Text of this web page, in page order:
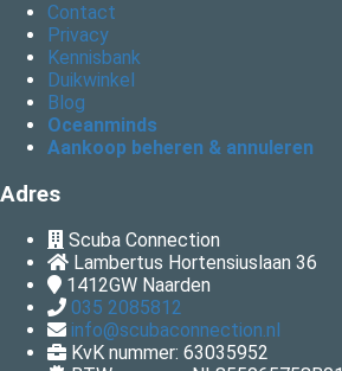
Contact
Privacy
Kennisbank
Duikwinkel
Blog
Oceanminds
Aankoop beheren & annuleren
Adres
Scuba Connection
Lambertus Hortensiuslaan 36
1412GW Naarden
035 2085812
info@scubaconnection.nl
KvK nummer: 63035952